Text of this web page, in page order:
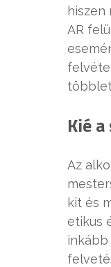
AR
Kié
Az
kit és
etikus
inkább